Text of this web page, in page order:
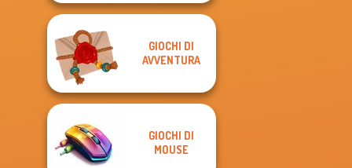
GIOCHI DI
AVVENTURA
GIOCHI DI
MOUSE